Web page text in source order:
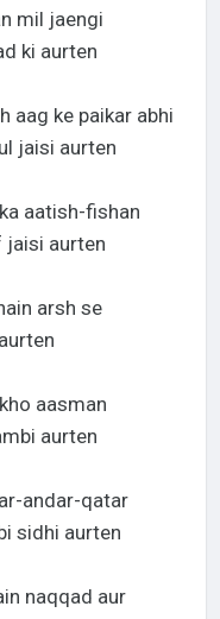
mil jaengi
ki aurten
aag ke paikar abhi
jaisi aurten
aatish-fishan
jaisi aurten
arsh se
aasman
aurten
andar-qatar
sidhi aurten
naqqad aur